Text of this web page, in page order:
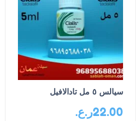
سيالس ٥ مل تادالافيل
22.00ر.ع.